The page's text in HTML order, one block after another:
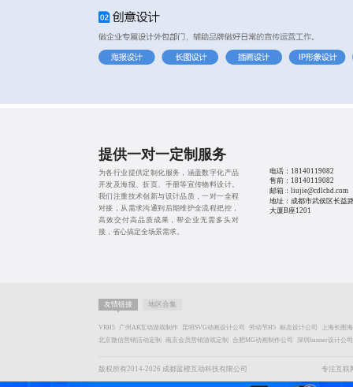
提供一对一定制服务
为各行业提供定制化服务，涵盖数字化产品
开发及海报、折页、手册等宣传物料设计。
我们注重技术创新与设计品质，一对一全程
对接，从需求沟通到后期维护全流程把控，
高效交付高品质成果，帮企业无需多头对
接，省心搞定全场景需求。
电话： 18140119082
售前： 18140119082
邮箱：liujie@cdlchd.com
地址：成都市武侯区长益
大厦B座1201
友情链接 地区合集
VRH5 广州AR互动游戏制作 昆明SVG动画设计公司 劳动节H5 标志设计公司
上海长图
北京微信营销活动定制
南京会员营销游戏定制 合肥MG动画制作公司 深圳banner设计公司
版权所有2014-2026 成都蓝橙互动科技有限公司 专注互联